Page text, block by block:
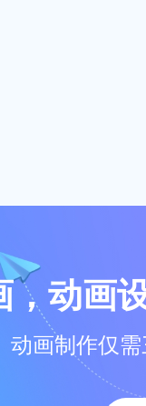
，动画
动画制作仅